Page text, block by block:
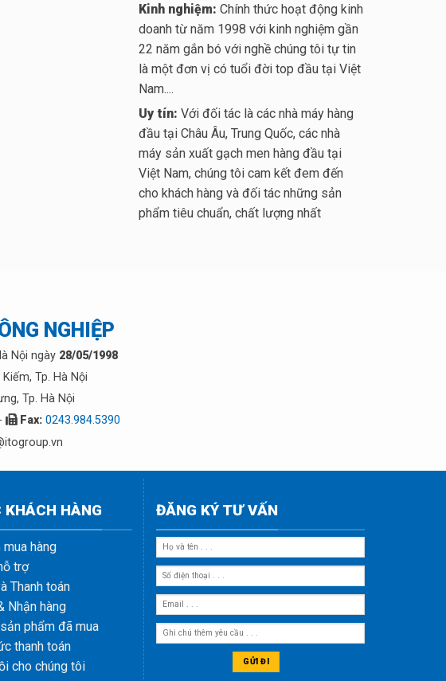
Kinh nghiệm: Chính thức hoạt động kinh
doanh từ năm 1998 với kinh nghiệm gần
22 năm gắn bó với nghề chúng tôi tự tin
là một đơn vị có tuổi đời top đầu tại Việt
Nam....
Uy tín: Với đối tác là các nhà máy hàng
đầu tại Châu Âu, Trung Quốc, các nhà
máy sản xuất gạch men hàng đầu tại
Việt Nam, chúng tôi cam kết đem đến
cho khách hàng và đối tác những sản
phẩm tiêu chuẩn, chất lượng nhất
NGHIỆP
Nội ngày 28/05/1998
Tp. Hà Nội
Tp. Hà Nội
Fax: 0243.984.5390
KHÁCH HÀNG
hàng
trợ
Thanh toán
Nhận hàng
phẩm đã mua
thanh toán
cho chúng tôi
ĐĂNG KÝ TƯ VẤN